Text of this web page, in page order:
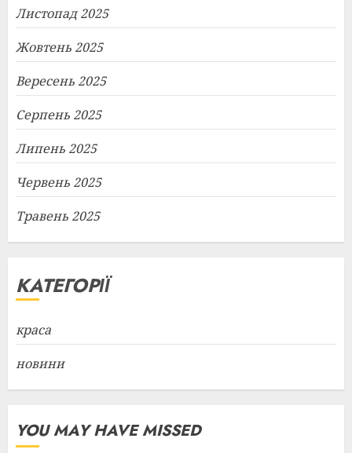
Листопад 2025
Жовтень 2025
Вересень 2025
Серпень 2025
Липень 2025
Червень 2025
Травень 2025
КАТЕГОРІЇ
краса
новини
YOU MAY HAVE MISSED